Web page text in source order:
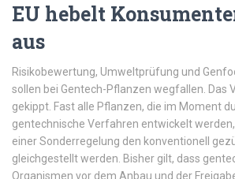
EU hebelt
aus
Risikobewertung, Umweltprüfung und
sollen bei Gentech-Pflanzen wegfallen. Das
gekippt. Fast alle Pflanzen, die im Moment
gentechnische Verfahren entwickelt
einer Sonderregelung den konventionell
gleichgestellt werden. Bisher gilt, dass
Organismen vor dem Anbau und der